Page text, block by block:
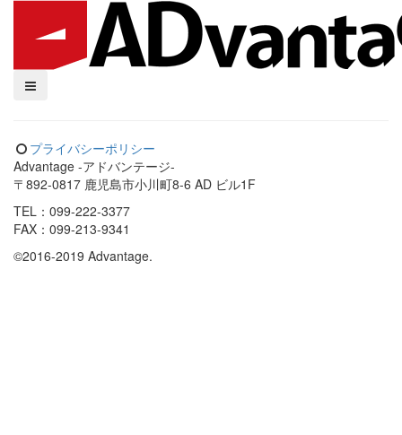
プライバシーポリシー
Advantage -アドバンテージ-
〒892-0817 鹿児島市小川町8-6 AD ビル1F
TEL：099-222-3377
FAX：099-213-9341
©2016-2019 Advantage.